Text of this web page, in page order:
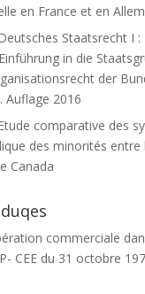
en France et en
Staatsrecht I :
in die
der
Auflage 2016
comparative des
des minorités entre
Canada
commerciale
CEE du 31 octobre